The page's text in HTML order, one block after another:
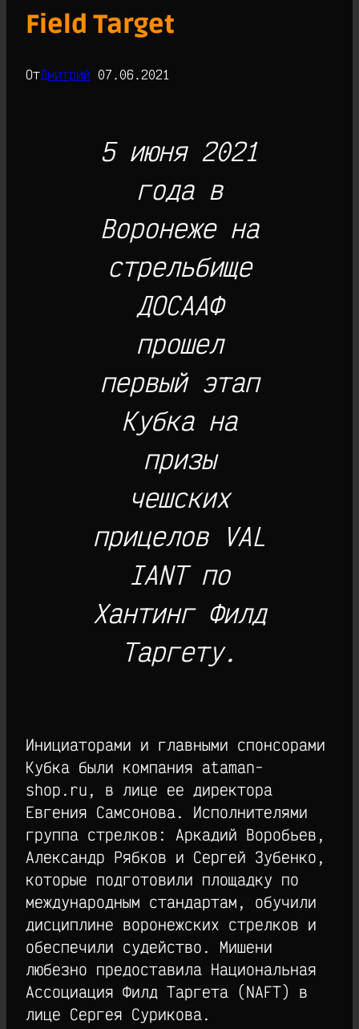
Field Target
ОтДмитрий 07.06.2021
5 июня 2021
года в
Воронеже на
стрельбище
ДОСААФ
прошел
первый этап
Кубка на
призы
чешских
прицелов VAL
IANT по
Хантинг Филд
Таргету.
Инициаторами и главными спонсорами
Кубка были компания ataman-
shop.ru, в лице ее директора
Евгения Самсонова. Исполнителями
группа стрелков: Аркадий Воробьев,
Александр Рябков и Сергей Зубенко,
которые подготовили площадку по
международным стандартам, обучили
дисциплине воронежских стрелков и
обеспечили судейство. Мишени
любезно предоставила Национальная
Ассоциация Филд Таргета (NAFT) в
лице Сергея Сурикова.